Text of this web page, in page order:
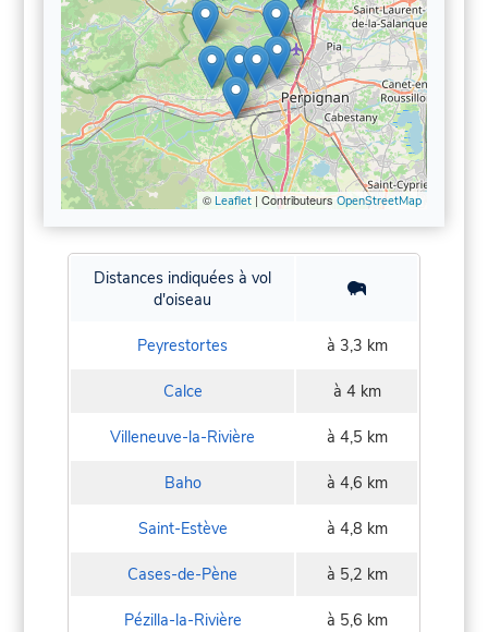
© Leaflet| ContributeursOpenStreetMap
Distances indiquées à vol
d'oiseau
Peyrestortes à 3,3 km
Calce à 4 km
Villeneuve-la-Rivière à 4,5 km
Baho à 4,6 km
Saint-Estève à 4,8 km
Cases-de-Pène à 5,2 km
Pézilla-la-Rivière à 5,6 km